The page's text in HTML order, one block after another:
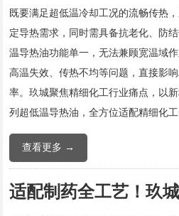
既要满足超低温冷却工况的流畅传热
定导热需求，同时需具备抗老化、防
温导热油功能单一，无法兼顾宽温域
高温失效、传热不均等问题，直接影
率。玖城聚焦精细化工行业痛点，以
列超低温导热油，全方位适配精细化工
查看更多 →
适配制药全工艺！玖